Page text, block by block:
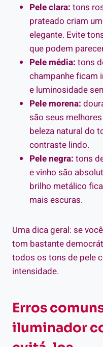
Pele clara: tons
prateado criam
elegante. Evite
que podem
Pele média: tons
champanhe ficam
e luminosidade
Pele morena:
são seus
beleza natural do
contraste lindo.
Pele negra: tons
e vinho são
brilho metálico
mais escuras.
Uma dica geral: se
tom bastante
todos os tons de pele
intensidade.
Erros
iluminador